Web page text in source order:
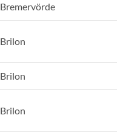
Bremervörde
Brilon
Brilon
Brilon